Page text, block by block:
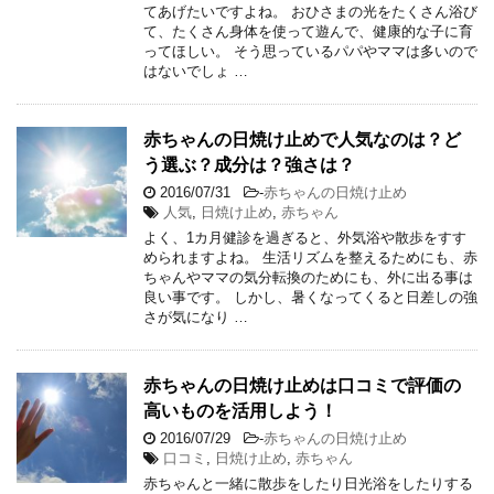
てあげたいですよね。 おひさまの光をたくさん浴び
て、たくさん身体を使って遊んで、健康的な子に育
ってほしい。 そう思っているパパやママは多いので
はないでしょ …
赤ちゃんの日焼け止めで人気なのは？ど
う選ぶ？成分は？強さは？
2016/07/31 -赤ちゃんの日焼け止め
人気
日焼け止め 赤ちゃん
よく、1カ月健診を過ぎると、外気浴や散歩をすす
められますよね。 生活リズムを整えるためにも、赤
ちゃんやママの気分転換のためにも、外に出る事は
良い事です。 しかし、暑くなってくると日差しの強
さが気になり …
赤ちゃんの日焼け止めは口コミで評価の
高いものを活用しよう！
2016/07/29 -赤ちゃんの日焼け止め
口コミ
日焼け止め 赤ちゃん
赤ちゃんと一緒に散歩をしたり日光浴をしたりする